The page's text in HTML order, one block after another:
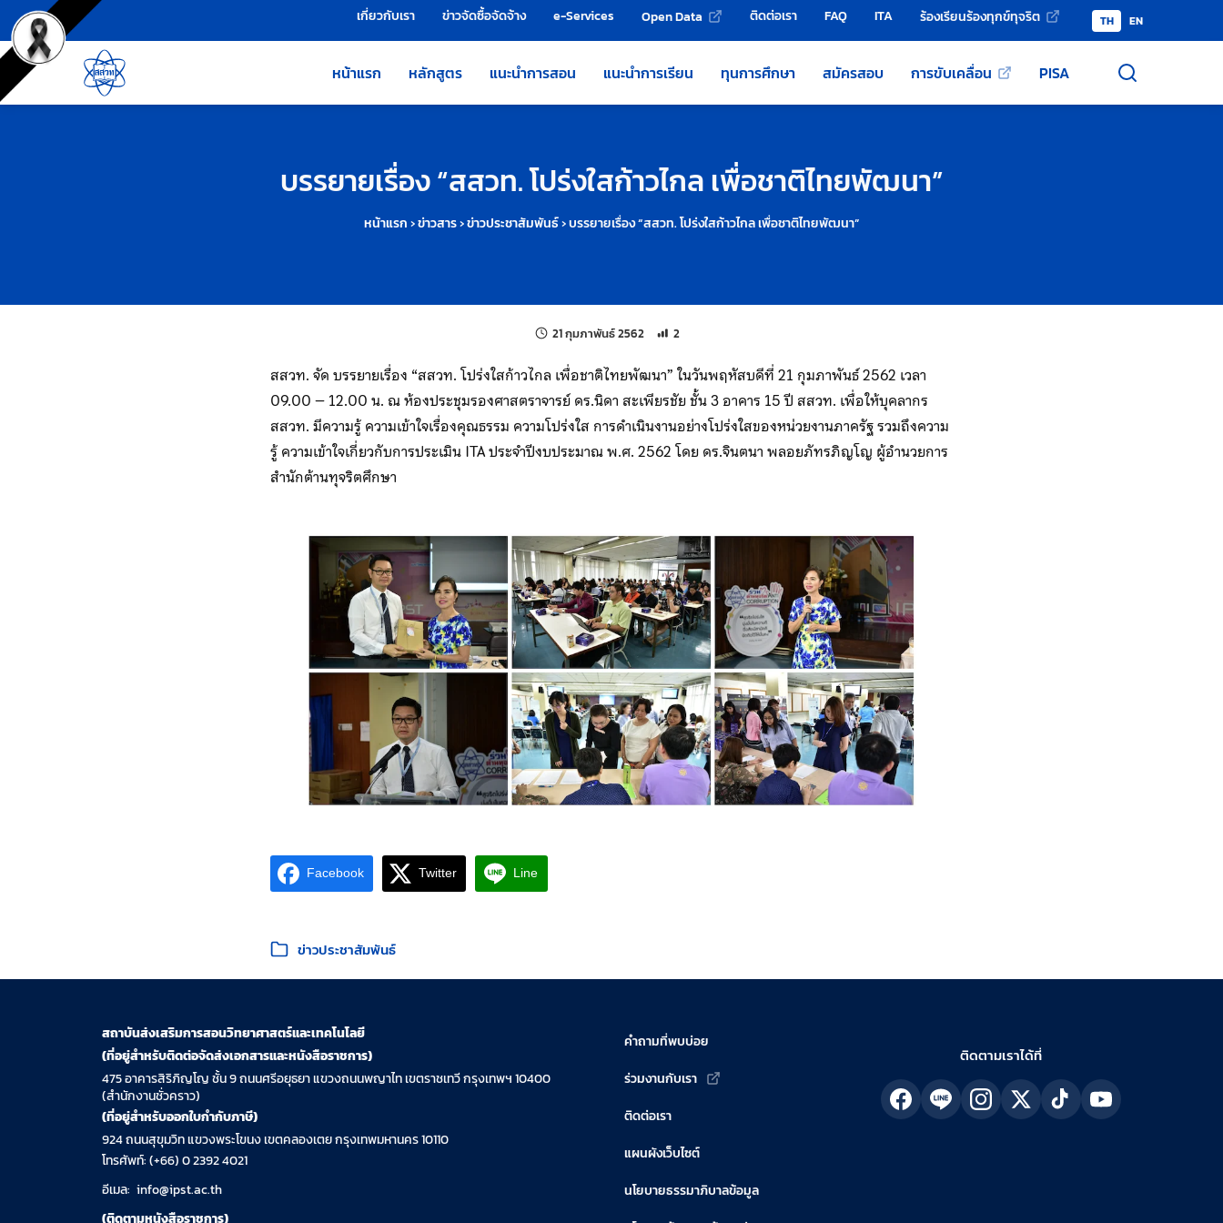
ข้ามไปยังเนื้อหาหลัก
เครื่องมือช่วยเหลือ เกี่ยวกับเรา ข่าวจัดซื้อจัดจ้าง e-Services Open Data ติดต่อเรา FAQ ITA ร้องเรียนร้องทุกข์ทุจริต TH EN
หน้าแรก หลักสูตร แนะนำการสอน แนะนำการเรียน ทุนการศึกษา สมัครสอบ การขับเคลื่อน PISA
บรรยายเรื่อง “สสวท. โปร่งใสก้าวไกล เพื่อชาติไทยพัฒนา”
หน้าแรก›ข่าวสาร›ข่าวประชาสัมพันธ์›บรรยายเรื่อง “สสวท. โปร่งใสก้าวไกล เพื่อชาติไทยพัฒนา”
21 กุมภาพันธ์ 2562 แก้ไขล่าสุดเมื่อ:
จำนวนการเข้าชม 2 ครั้ง
2
สสวท. จัด บรรยายเรื่อง “สสวท. โปร่งใสก้าวไกล เพื่อชาติไทยพัฒนา” ในวันพฤหัสบดีที่ 21 กุมภาพันธ์ 2562 เวลา
09.00 – 12.00 น. ณ ห้องประชุมรองศาสตราจารย์ ดร.นิดา สะเพียรชัย ชั้น 3 อาคาร 15 ปี สสวท. เพื่อให้บุคลากร
สสวท. มีความรู้ ความเข้าใจเรื่องคุณธรรม ความโปร่งใส การดำเนินงานอย่างโปร่งใสของหน่วยงานภาครัฐ รวมถึงความ
รู้ ความเข้าใจเกี่ยวกับการประเมิน ITA ประจำปีงบประมาณ พ.ศ. 2562 โดย ดร.จินตนา พลอยภัทรภิญโญ ผู้อำนวยการ
สำนักต้านทุจริตศึกษา
Facebook Twitter Line
หมวดหมู่:
ข่าวประชาสัมพันธ์
สถาบันส่งเสริมการสอนวิทยาศาสตร์และเทคโนโลยี
(ที่อยู่สำหรับติดต่อจัดส่งเอกสารและหนังสือราชการ)
475 อาคารสิริภิญโญ ชั้น 9 ถนนศรีอยุธยา แขวงถนนพญาไท เขตราชเทวี กรุงเทพฯ 10400
(สำนักงานชั่วคราว)
(ที่อยู่สำหรับออกใบกำกับภาษี)
924 ถนนสุขุมวิท แขวงพระโขนง เขตคลองเตย กรุงเทพมหานคร 10110
โทรศัพท์: (+66) 0 2392 4021
อีเมล: info@ipst.ac.th
(ติดตามหนังสือราชการ)
คำถามที่พบบ่อย
ร่วมงานกับเรา
ติดต่อเรา
แผนผังเว็บไซต์
นโยบายธรรมาภิบาลข้อมูล
ติดตามเราได้ที่